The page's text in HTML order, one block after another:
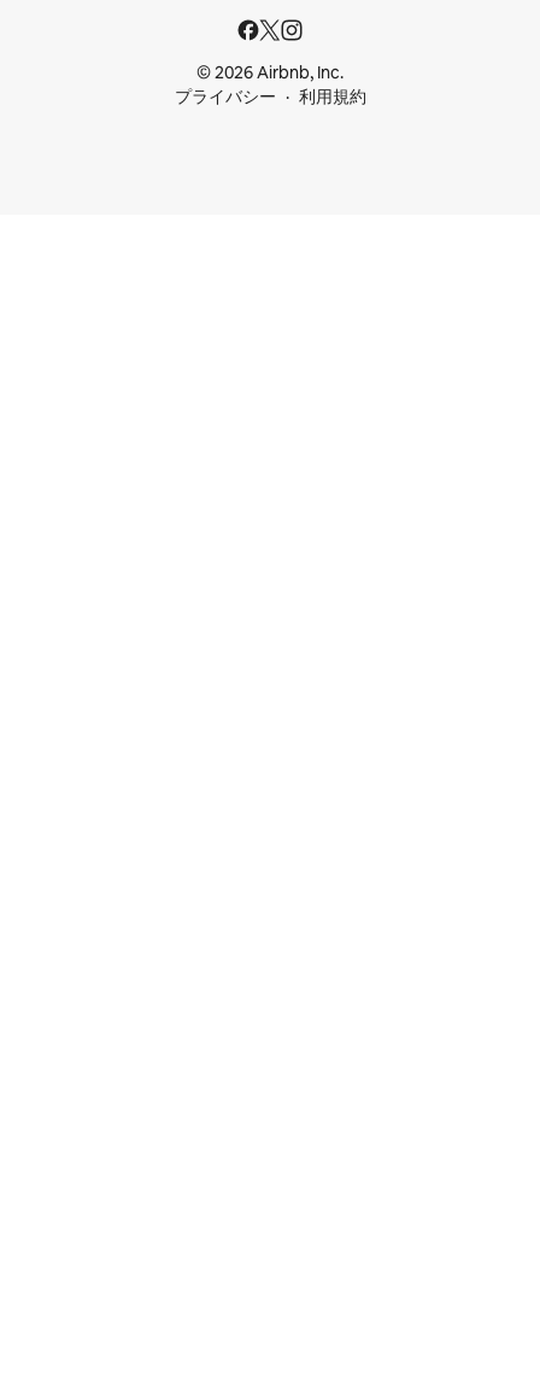
© 2026 Airbnb, Inc.
プライバシー
利用規約